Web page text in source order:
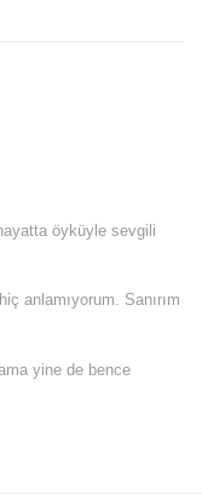
öyküyle sevgili
anlamıyorum. Sanırım
yine de bence